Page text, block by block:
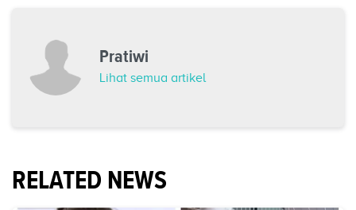
Pratiwi
Lihat semua artikel
RELATED NEWS